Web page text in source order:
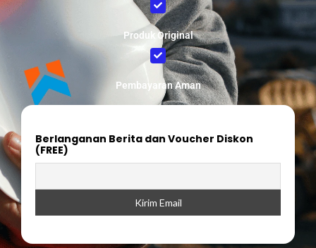
Produk Original
Pembayaran Aman
Berlanganan Berita dan Voucher Diskon
(FREE)